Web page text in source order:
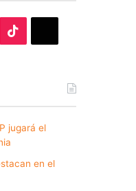
jugará el
en el